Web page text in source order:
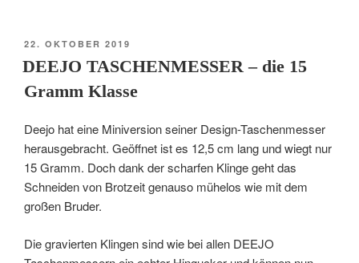
VERÖFFENTLICHT
22. OKTOBER 2019
DEEJO TASCHENMESSER – die 15
Gramm Klasse
Deejo hat eine Miniversion seiner Design-Taschenmesser
herausgebracht. Geöffnet ist es 12,5 cm lang und wiegt nur
15 Gramm. Doch dank der scharfen Klinge geht das
Schneiden von Brotzeit genauso mühelos wie mit dem
großen Bruder.
Die gravierten Klingen sind wie bei allen DEEJO